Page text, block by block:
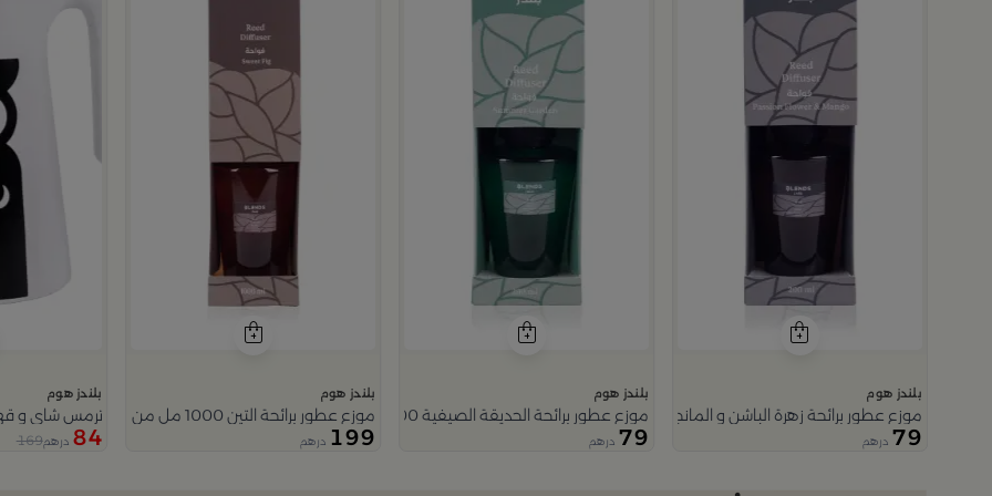
بلندز هوم
موزع عطور برائحة زهرة الباشن و المانجو 200 مل من ليورا
79 درهم
بلندز هوم
موزع عطور برائحة الحديقة الصيفية 200 مل من ليورا
79 درهم
بلندز هوم
موزع عطور برائحة التين 1000 مل من ليورا
199 درهم
بلندز هوم
ترمس شاي و
84 درهم169